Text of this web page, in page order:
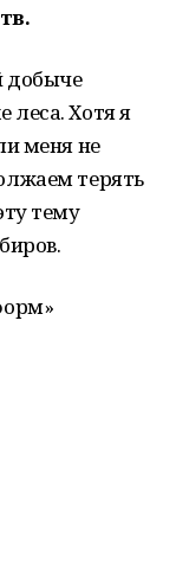
добыче
леса. Хотя я
меня не
терять
тему